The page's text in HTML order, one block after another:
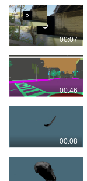
00:07
00:46
00:08